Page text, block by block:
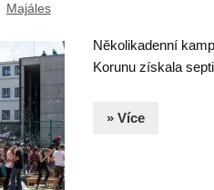
Majáles
Několikadenní
Korunu získala
» Více